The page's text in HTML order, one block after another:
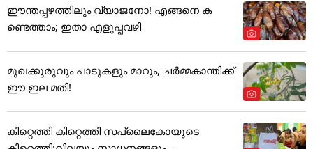
ഈന്തപ്പഴത്തിലും വ്യാജനോ! എങ്ങനെ ക
ണ്ടെത്താം; ഇതാ എളുപ്പവഴി
മുഖക്കുരുവും പാടുകളും മാറും, ചർമ്മകാന്തിക്ക്
ഈ ഇല മതി!
കിറ്റെത്തി കിറ്റെത്തി സപ്ലൈകോയുടെ